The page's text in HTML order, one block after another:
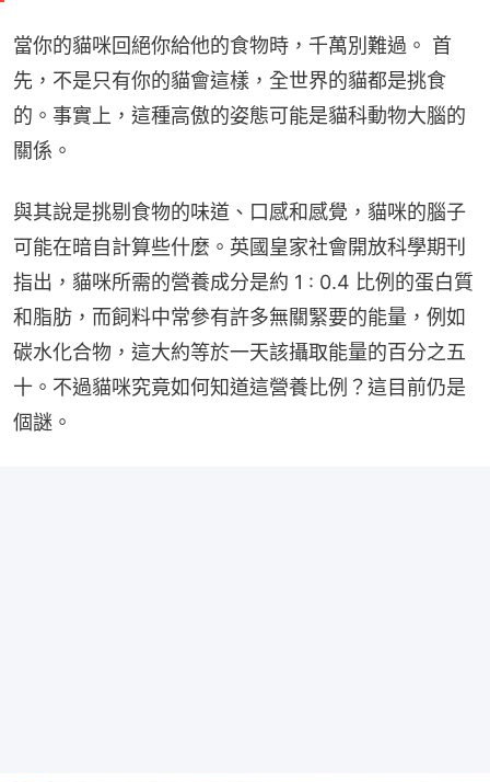
當你的貓咪回絕你給他的食物時，千萬別難過。 首
先，不是只有你的貓會這樣，全世界的貓都是挑食
的。事實上，這種高傲的姿態可能是貓科動物大腦的
關係。
與其說是挑剔食物的味道、口感和感覺，貓咪的腦子
可能在暗自計算些什麼。英國皇家社會開放科學期刊
指出，貓咪所需的營養成分是約 1 : 0.4 比例的蛋白質
和脂肪，而飼料中常參有許多無關緊要的能量，例如
碳水化合物，這大約等於一天該攝取能量的百分之五
十。不過貓咪究竟如何知道這營養比例？這目前仍是
個謎。